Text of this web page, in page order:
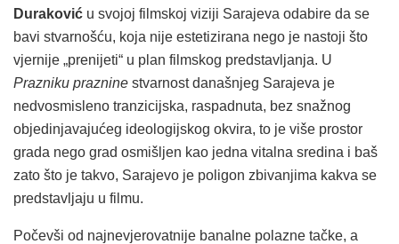
Duraković u svojoj filmskoj viziji Sarajeva odabire da se
bavi stvarnošću, koja nije estetizirana nego je nastoji što
vjernije „prenijeti“ u plan filmskog predstavljanja. U
Prazniku praznine stvarnost današnjeg Sarajeva je
nedvosmisleno tranzicijska, raspadnuta, bez snažnog
objedinjavajućeg ideologijskog okvira, to je više prostor
grada nego grad osmišljen kao jedna vitalna sredina i baš
zato što je takvo, Sarajevo je poligon zbivanjima kakva se
predstavljaju u filmu.
Počevši od najnevjerovatnije banalne polazne tačke, a